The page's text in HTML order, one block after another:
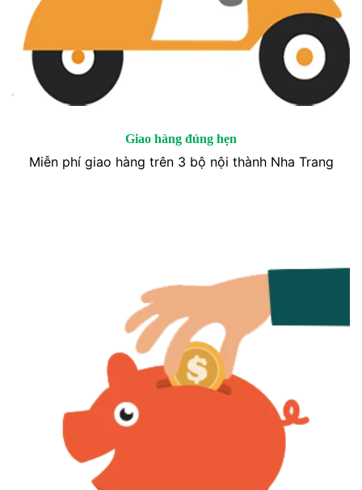
Giao hàng đúng hẹn
Miễn phí giao hàng trên 3 bộ nội thành Nha Trang